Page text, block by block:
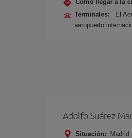
Cómo llegar a la
Terminales:
El
aeropuerto
Adolfo Suárez
Situación: Madrid